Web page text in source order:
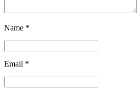
Name *
Email *